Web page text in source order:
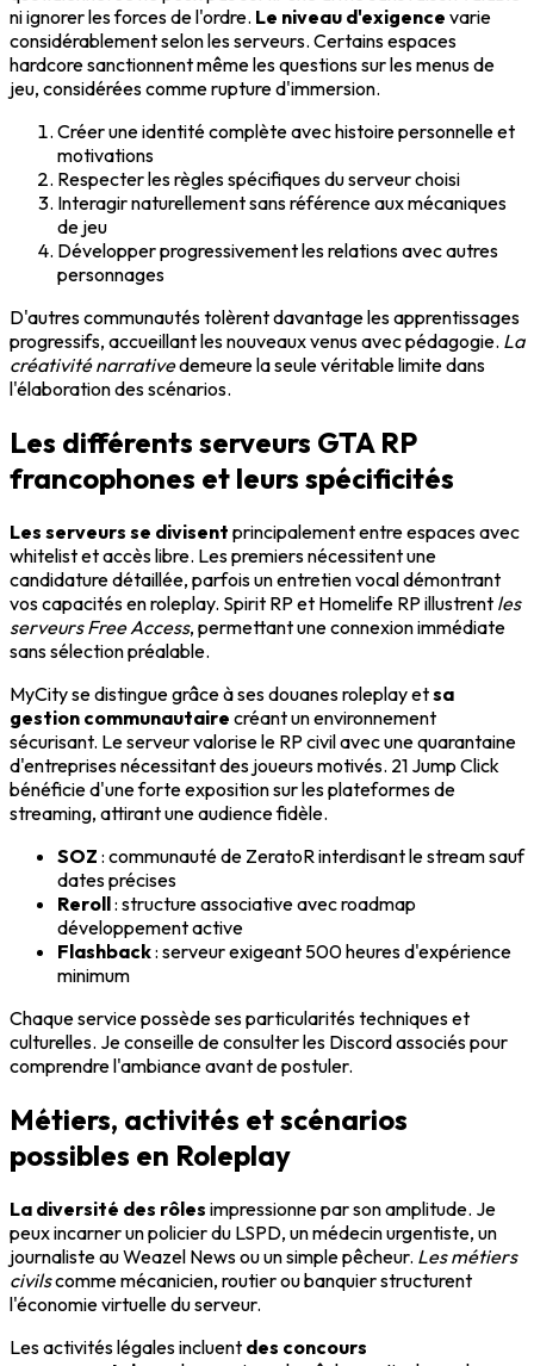
ni ignorer les forces de l'ordre. Le niveau d'exigence varie
considérablement selon les serveurs. Certains espaces
hardcore sanctionnent même les questions sur les menus de
jeu, considérées comme rupture d'immersion.
Créer une identité complète avec histoire personnelle et
motivations
Respecter les règles spécifiques du serveur choisi
Interagir naturellement sans référence aux mécaniques
de jeu
Développer progressivement les relations avec autres
personnages
D'autres communautés tolèrent davantage les apprentissages
progressifs, accueillant les nouveaux venus avec pédagogie. La
créativité narrativedemeure la seule véritable limite dans
l'élaboration des scénarios.
Les différents serveurs GTA RP
francophones et leurs spécificités
Les serveurs se divisent principalement entre espaces avec
whitelist et accès libre. Les premiers nécessitent une
candidature détaillée, parfois un entretien vocal démontrant
vos capacités en roleplay. Spirit RP et Homelife RP illustrent les
serveurs Free Access, permettant une connexion immédiate
sans sélection préalable.
MyCity se distingue grâce à ses douanes roleplay etsa
gestion communautaire créant un environnement
sécurisant. Le serveur valorise le RP civil avec une quarantaine
d'entreprises nécessitant des joueurs motivés. 21 Jump Click
bénéficie d'une forte exposition sur les plateformes de
streaming, attirant une audience fidèle.
SOZ : communauté de ZeratoR interdisant le stream sauf
dates précises
Reroll: structure associative avec roadmap
développement active
Flashback: serveur exigeant 500 heures d'expérience
minimum
Chaque service possède ses particularités techniques et
culturelles. Je conseille de consulter les Discord associés pour
comprendre l'ambiance avant de postuler.
Métiers, activités et scénarios
possibles en Roleplay
La diversité des rôles impressionne par son amplitude. Je
peux incarner un policier du LSPD, un médecin urgentiste, un
journaliste au Weazel News ou un simple pêcheur. Les métiers
civilscomme mécanicien, routier ou banquier structurent
l'économie virtuelle du serveur.
Les activités légales incluent des concours